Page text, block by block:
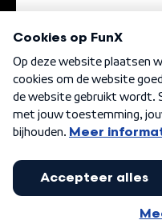
Algemene voorwaarden